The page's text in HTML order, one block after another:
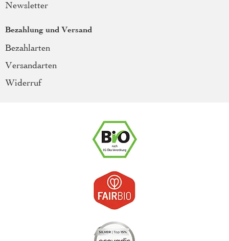
Newsletter
Bezahlung und Versand
Bezahlarten
Versandarten
Widerruf